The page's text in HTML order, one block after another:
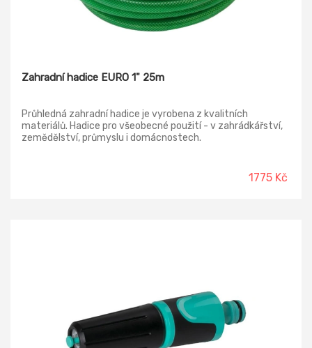
Zahradní hadice EURO 1" 25m
Průhledná zahradní hadice je vyrobena z kvalitních
materiálů. Hadice pro všeobecné použití - v zahrádkářství,
zemědělství, průmyslu i domácnostech.
1775 Kč